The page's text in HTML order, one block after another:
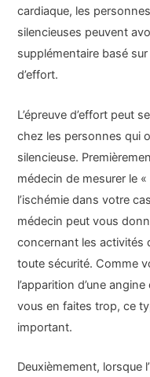
cardiaque, les
silencieuses peuvent
supplémentaire basé
d’effort.
L’épreuve d’effort peut
chez les personnes qui
silencieuse.
médecin de mesurer le
l’ischémie dans votre
médecin peut vous
concernant les activités
toute sécurité. Comme
l’apparition d’une
vous en faites trop, ce
important.
Deuxièmement, lorsque